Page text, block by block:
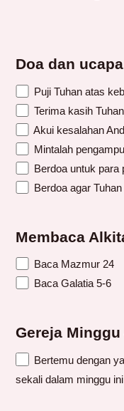
Doa dan
Puji Tuhan atas
Terima kasih
Akui kesalahan
Mintalah
Berdoa untuk para
Berdoa agar
Membaca
Baca Mazmur 24
Baca Galatia 5-6
Gereja Minggu
Bertemu dengan
sekali dalam minggu ini